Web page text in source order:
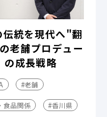
統を現代へ"翻
老舗プロデュー
の成長戦略
#老舗
食品関係 #香川県